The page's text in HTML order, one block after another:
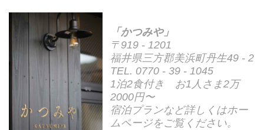
「かつみや」
〒919 - 1201
福井県三方郡美浜町丹生49 - 2
TEL. 0770 - 39 - 1045
1泊2食付き お1人さま2万
2000円〜
宿泊プランなど詳しくはホー
ムページをご覧ください。